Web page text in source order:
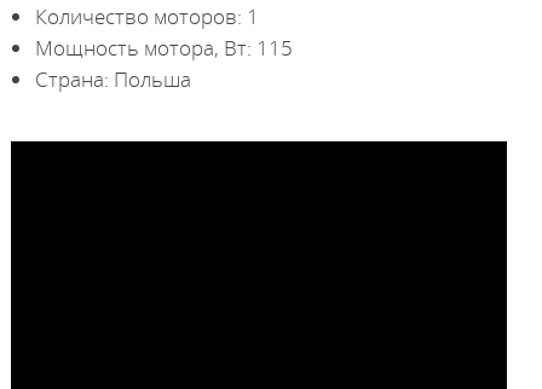
Количество моторов: 1
Мощность мотора, Вт: 115
Страна: Польша